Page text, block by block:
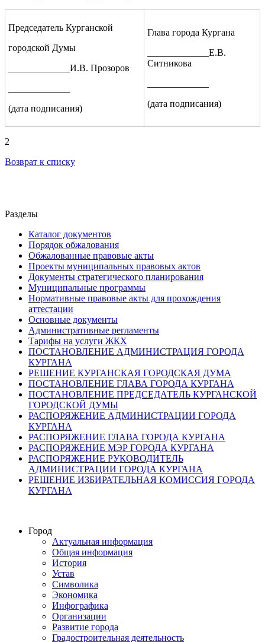
Председатель Курганской
городской Думы
_____________И.В. Прозоров
(дата подписания)
Глава города Кургана
_____________Е.В.
Ситникова
(дата подписания)
2
Возврат к списку
Разделы
Каталог документов
Порядок обжалования
Обжалованные правовые акты
Проекты муниципальных правовых актов
Документы стратегического планирования
Муниципальные программы
Нормативные правовые акты для прохождения
аттестации
Основные документы
Административные регламенты
Тарифы на услуги ЖКХ
ПОСТАНОВЛЕНИЕ АДМИНИСТРАЦИЯ ГОРОДА
КУРГАНА
РЕШЕНИЕ КУРГАНСКАЯ ГОРОДСКАЯ ДУМА
ПОСТАНОВЛЕНИЕ ГЛАВА ГОРОДА КУРГАНА
ПОСТАНОВЛЕНИЕ ПРЕДСЕДАТЕЛЬ КУРГАНСКОЙ
ГОРОДСКОЙ ДУМЫ
РАСПОРЯЖЕНИЕ АДМИНИСТРАЦИИ ГОРОДА
КУРГАНА
РАСПОРЯЖЕНИЕ ГЛАВА ГОРОДА КУРГАНА
РАСПОРЯЖЕНИЕ МЭР ГОРОДА КУРГАНА
РАСПОРЯЖЕНИЕ РУКОВОДИТЕЛЬ
АДМИНИСТРАЦИИ ГОРОДА КУРГАНА
РЕШЕНИЕ ИЗБИРАТЕЛЬНАЯ КОМИССИЯ ГОРОДА
КУРГАНА
Город
Актуальная информация
Общая информация
История
Устав
Символика
Экономика
Инфографика
Организации
Развитие города
Градостроительная деятельность